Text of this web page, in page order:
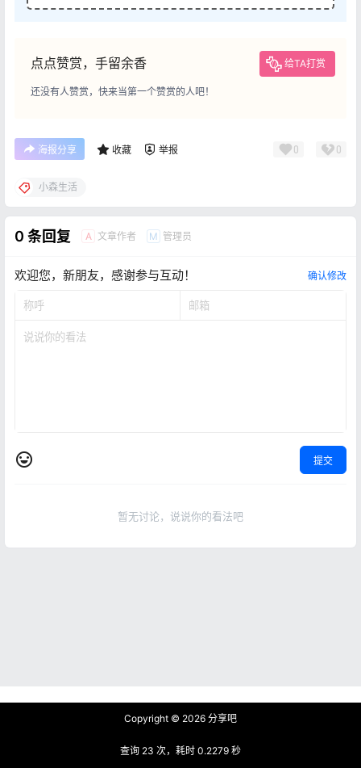
点点赞赏，手留余香 给TA打赏
还没有人赞赏，快来当第一个赞赏的人吧！
海报分享 收藏 举报 0 0
小森生活
0 条回复 A 文章作者 M 管理员
欢迎您，新朋友，感谢参与互动！ 确认修改
提交
暂无讨论，说说你的看法吧
Copyright © 2026 分享吧
查询 23 次，耗时 0.2279 秒